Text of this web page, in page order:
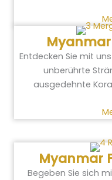
Entdecken Sie mit
unberührte
ausgedehnte
Myanmar
Begeben Sie sich